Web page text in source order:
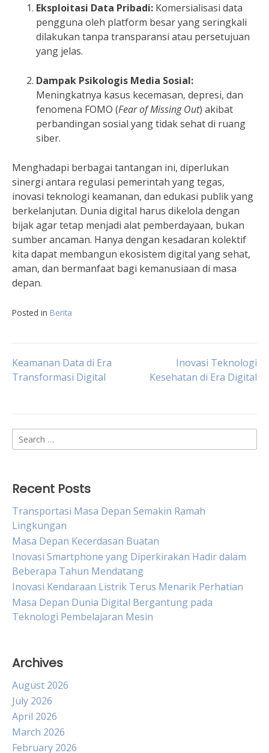
Eksploitasi Data Pribadi: Komersialisasi data
pengguna oleh platform besar yang seringkali
dilakukan tanpa transparansi atau persetujuan
yang jelas.
Dampak Psikologis Media Sosial:
Meningkatnya kasus kecemasan, depresi, dan
fenomena FOMO (Fear of Missing Out) akibat
perbandingan sosial yang tidak sehat di ruang
siber.
Menghadapi berbagai tantangan ini, diperlukan
sinergi antara regulasi pemerintah yang tegas,
inovasi teknologi keamanan, dan edukasi publik yang
berkelanjutan. Dunia digital harus dikelola dengan
bijak agar tetap menjadi alat pemberdayaan, bukan
sumber ancaman. Hanya dengan kesadaran kolektif
kita dapat membangun ekosistem digital yang sehat,
aman, dan bermanfaat bagi kemanusiaan di masa
depan.
Posted in Berita
Post
Keamanan Data di Era
Transformasi Digital
Inovasi Teknologi
Kesehatan di Era Digital
Search
for:
Recent Posts
Transportasi Masa Depan Semakin Ramah
Lingkungan
Masa Depan Kecerdasan Buatan
Inovasi Smartphone yang Diperkirakan Hadir dalam
Beberapa Tahun Mendatang
Inovasi Kendaraan Listrik Terus Menarik Perhatian
Masa Depan Dunia Digital Bergantung pada
Teknologi Pembelajaran Mesin
Archives
August 2026
July 2026
April 2026
March 2026
February 2026